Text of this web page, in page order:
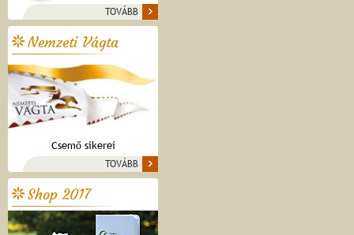
TOVÁBB
Nemzeti Vágta
Csemő sikerei
TOVÁBB
Shop 2017